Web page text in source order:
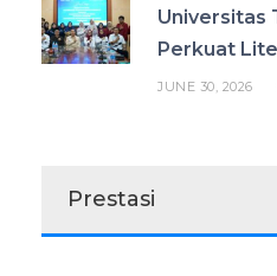
Universitas
Perkuat
JUNE 30, 2026
Prestasi